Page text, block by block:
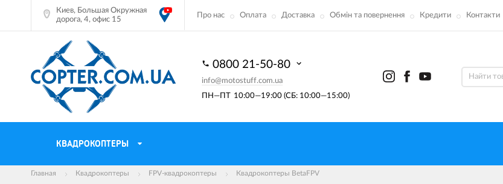
Киев, Большая Окружная
дорога, 4, офис 15
Про нас Оплата Доставка Обмін та повернення Кредити Контакти
ПН—ПТ 10:00—19:00 (СБ: 10:00—15:00)
0800 21-50-80
info@motostuff.com.ua
КВАДРОКОПТЕРЫ
Главная Квадрокоптеры FPV-квадрокоптеры Квадрокоптеры BetaFPV